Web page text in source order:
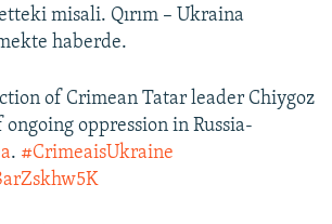
misali. Qırım – Ukraina
haberde.
of Crimean Tatar leader Chiygoz
oppression in Russia-
. #CrimeaisUkraine